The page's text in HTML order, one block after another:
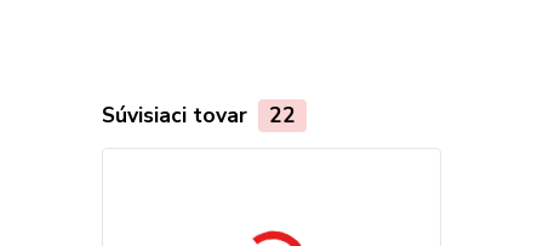
Súvisiaci tovar 22